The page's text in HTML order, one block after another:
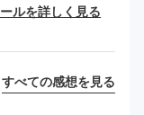
ルを詳しく見る
すべての感想を見る